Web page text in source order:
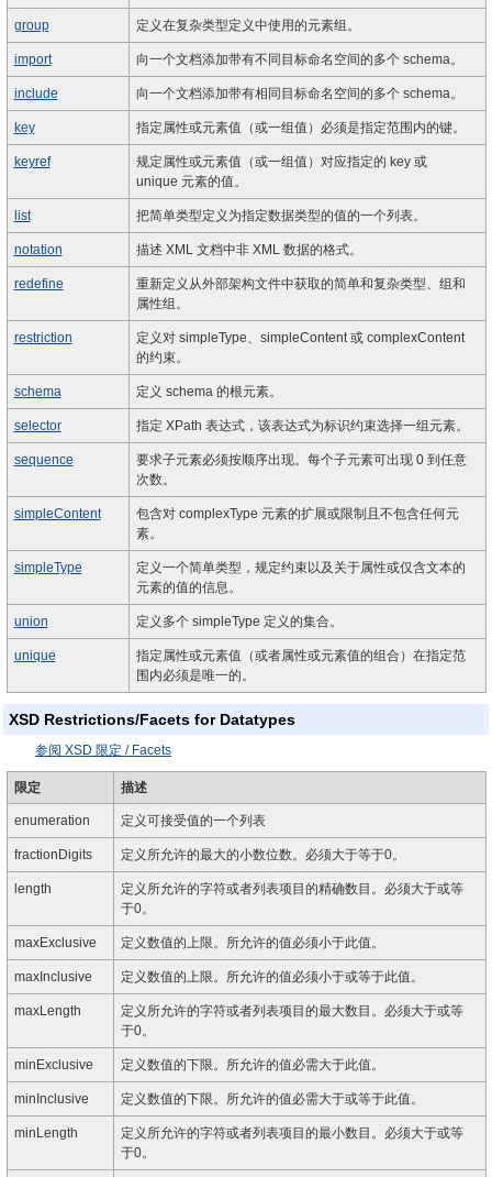
group 定义在复杂类型定义中使用的元素组。
import 向一个文档添加带有不同目标命名空间的多个 schema。
include 向一个文档添加带有相同目标命名空间的多个 schema。
key 指定属性或元素值（或一组值）必须是指定范围内的键。
keyref
规定属性或元素值（或一组值）对应指定的 key 或
unique 元素的值。
list 把简单类型定义为指定数据类型的值的一个列表。
notation 描述 XML 文档中非 XML 数据的格式。
redefine
重新定义从外部架构文件中获取的简单和复杂类型、组和
属性组。
restriction
定义对 simpleType、simpleContent 或 complexContent
的约束。
schema 定义 schema 的根元素。
selector 指定 XPath 表达式，该表达式为标识约束选择一组元素。
sequence
要求子元素必须按顺序出现。每个子元素可出现 0 到任意
次数。
simpleContent
包含对 complexType 元素的扩展或限制且不包含任何元
素。
simpleType
定义一个简单类型，规定约束以及关于属性或仅含文本的
元素的值的信息。
union 定义多个 simpleType 定义的集合。
unique
指定属性或元素值（或者属性或元素值的组合）在指定范
围内必须是唯一的。
XSD Restrictions/Facets for Datatypes
参阅 XSD 限定 / Facets
限定 描述
enumeration 定义可接受值的一个列表
fractionDigits 定义所允许的最大的小数位数。必须大于等于0。
length
定义所允许的字符或者列表项目的精确数目。必须大于或等
于0。
maxExclusive 定义数值的上限。所允许的值必须小于此值。
maxInclusive 定义数值的上限。所允许的值必须小于或等于此值。
maxLength
定义所允许的字符或者列表项目的最大数目。必须大于或等
于0。
minExclusive 定义数值的下限。所允许的值必需大于此值。
minInclusive 定义数值的下限。所允许的值必需大于或等于此值。
minLength
定义所允许的字符或者列表项目的最小数目。必须大于或等
于0。